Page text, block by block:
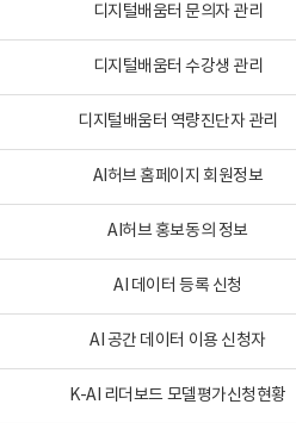
디지털배움터 문의자 관리
디지털배움터 수강생 관리
디지털배움터 역량진단자 관리
AI허브 홈페이지 회원정보
AI허브 홍보동의 정보
AI 데이터 등록 신청
AI 공간 데이터 이용 신청자
K-AI 리더보드 모델평가신청현황